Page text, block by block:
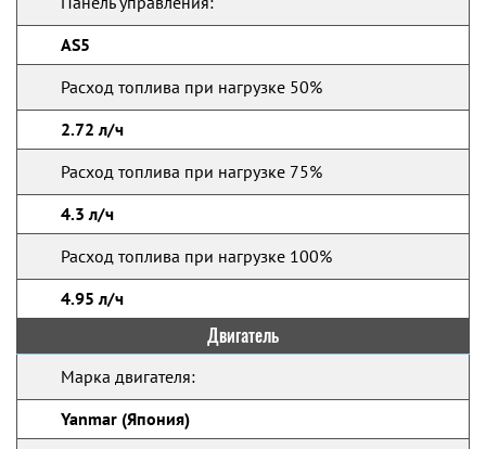
AS5
Расход топлива при нагрузке 50%
2.72 л/ч
Расход топлива при нагрузке 75%
4.3 л/ч
Расход топлива при нагрузке 100%
4.95 л/ч
Двигатель
Марка двигателя:
Yanmar (Япония)